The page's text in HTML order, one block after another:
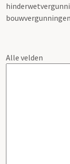
Alle velden